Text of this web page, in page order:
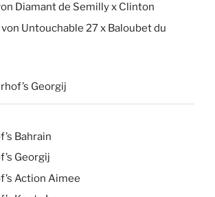
Diamant de Semilly x Clinton
Untouchable 27 x Baloubet du
Georgij
Bahrain
Georgij
Action Aimee